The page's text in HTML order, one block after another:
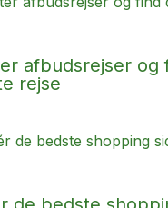
afbudsrejser og
rejse